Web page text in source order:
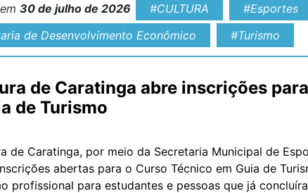
30 de julho de 2026 #CULTURA #Esportes
de Desenvolvimento Econômico
#Turismo
de Caratinga abre inscrições
de Turismo
de Caratinga, por meio da Secretaria Municipal de
abertas para o Curso Técnico em Guia de
profissional para estudantes e pessoas que já